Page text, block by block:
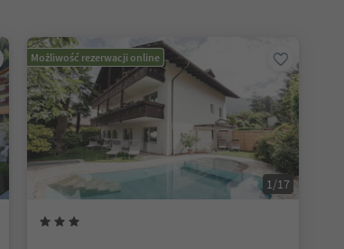
Możliwość rezerwacji online
1/17